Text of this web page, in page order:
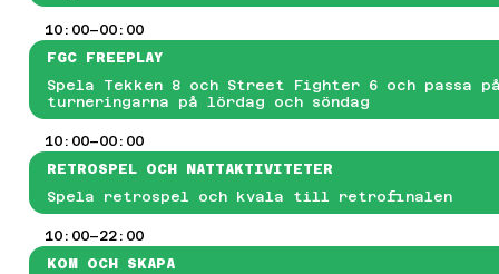
JOURNEY COUNTER-STRIKE 2
JOURNEY SUMMER 2026 ÖPPET LAN-KVAL
GLITCHED DUO CHAMPIONSHIP
TEKKEN 8 OCH STREET FIGHTER 6
OF DUTY
OF EMPIRES II
TURNERING
BATTLEGROUND
LEAGUE
FÖR PRISPENGAR OCH TÄVLINGSVINSTER
10:00–00:00
FGC FREEPLAY
Spela Tekken 8 och Street Fighter 6 och
turneringarna på lördag och söndag
10:00–00:00
RETROSPEL OCH NATTAKTIVITETER
Spela retrospel och kvala till retrofinalen
10:00–22:00
KOM OCH SKAPA